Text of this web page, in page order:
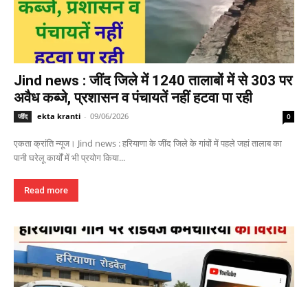
Jind news : जींद जिले में 1240 तालाबों में से 303 पर
अवैध कब्जे, प्रशासन व पंचायतें नहीं हटवा पा रही
जींद ekta kranti - 09/06/2026 0
एकता क्रांति न्यूज। Jind news : हरियाणा के जींद जिले के गांवों में पहले जहां तालाब का
पानी घरेलू कार्यों में भी प्रयोग किया...
Read more